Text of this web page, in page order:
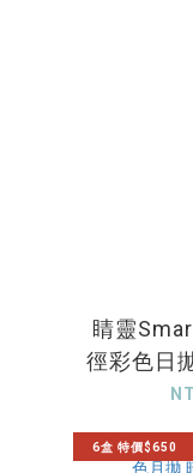
睛靈
徑彩色日
6盒 特價$650